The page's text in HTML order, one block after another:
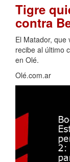
Tigre
contra
El Matador, que
recibe al último
en Olé.
Olé.com.ar